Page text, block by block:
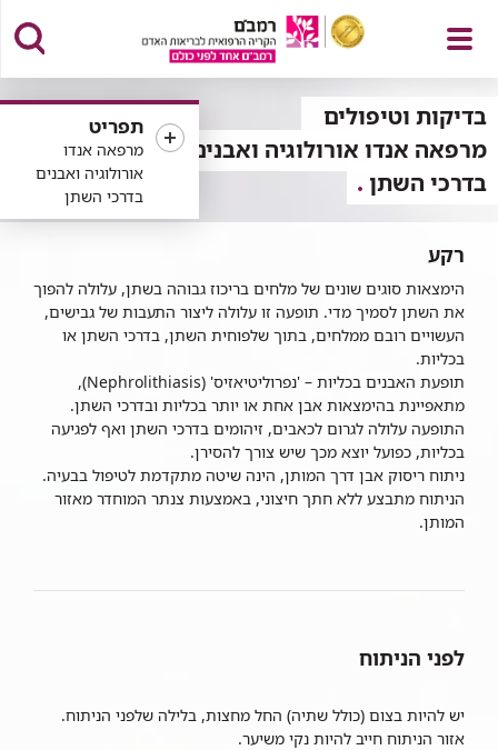
פתח
תפריט
תפריט
מרפאה אנדו
אורולוגיה ואבנים
בדרכי השתן
בדיקות וטיפולים
מרפאה אנדו אורולוגיה ואבנים
בדרכי השתן
רקע
הימצאות סוגים שונים של מלחים בריכוז גבוהה בשתן, עלולה להפוך
את השתן לסמיך מדי. תופעה זו עלולה ליצור התעבות של גבישים,
העשויים רובם ממלחים, בתוך שלפוחית השתן, בדרכי השתן או
בכליות.
תופעת האבנים בכליות – 'נפרוליטיאזיס' (Nephrolithiasis),
מתאפיינת בהימצאות אבן אחת או יותר בכליות ובדרכי השתן.
התופעה עלולה לגרום לכאבים, זיהומים בדרכי השתן ואף לפגיעה
בכליות, כפועל יוצא מכך שיש צורך להסירן.
ניתוח ריסוק אבן דרך המותן, הינה שיטה מתקדמת לטיפול בבעיה.
הניתוח מתבצע ללא חתך חיצוני, באמצעות צנתר המוחדר מאזור
המותן.
לפני הניתוח
יש להיות בצום (כולל שתיה) החל מחצות, בלילה שלפני הניתוח.
אזור הניתוח חייב להיות נקי משיער.